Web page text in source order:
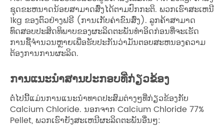
ຊຸດຂະຫນາດນ້ອຍສາມາດສົ່ງໄດ້ຕາມປົກກະຕິ. ພວກເຮົາສະເຫນີ
1kg ຂອງຕົວຢ່າງຟຣີ (ການເກັບຄ່າຂົນສົ່ງ). ລູກຄ້າສາມາດ
ທົດສອບປະສິດທິພາບຂອງຜະລິດຕະພັນທໍາອິດກ່ອນທີ່ຈະເຮັດ
ການຊື້ຈໍານວນຫຼາຍເພື່ອຮັບປະກັນວ່າມັນຕອບສະຫນອງຄວາມ
ຕ້ອງການການຜະລິດ.
ການແນະນໍາສານປະກອບທີ່ກ່ຽວຂ້ອງ
ຕໍ່ໄປນີ້ແມ່ນການແນະນໍາທາດປະສົມຕ່າງໆທີ່ກ່ຽວຂ້ອງກັບ
Calcium Chloride. ນອກຈາກ Calcium Chloride 77%
Pellet, ພວກເຮົາຍັງສະເຫນີຜະລິດຕະພັນອື່ນໆ: